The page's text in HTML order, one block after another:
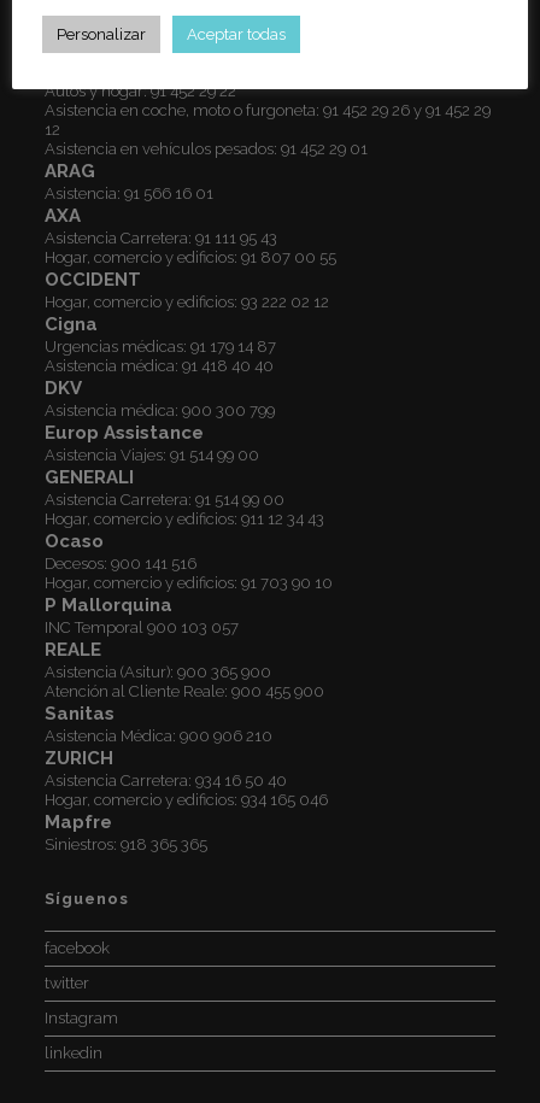
Teléfonos de asistencia
Autos y hogar:91 452 29 22
Asistencia en coche, moto o furgoneta:91 452 29 26 y91 452 29
12
Asistencia en vehículos pesados:91 452 29 01
ARAG
Asistencia:91 566 16 01
AXA
Asistencia Carretera:91 111 95 43
Hogar, comercio y edificios:91 807 00 55
OCCIDENT
Hogar, comercio y edificios:93 222 02 12
Cigna
Urgencias médicas:91 179 14 87
Asistencia médica:91 418 40 40
DKV
Asistencia médica:900 300 799
Europ Assistance
Asistencia Viajes:91 514 99 00
GENERALI
Asistencia Carretera:91 514 99 00
Hogar, comercio y edificios:911 12 34 43
Ocaso
Decesos:900 141 516
Hogar, comercio y edificios:91 703 90 10
P Mallorquina
INC Temporal900 103 057
REALE
Asistencia (Asitur):900 365 900
Atención al Cliente Reale:900 455 900
Sanitas
Asistencia Médica:900 906 210
ZURICH
Asistencia Carretera:934 16 50 40
Hogar, comercio y edificios:934 165 046
Mapfre
Siniestros:918 365 365
Síguenos
facebook
twitter
Instagram
linkedin
Personalizar Aceptar todas